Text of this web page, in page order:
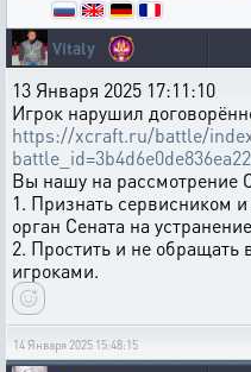
Vitaly
13 Января 2025 17:11:10
Игрок нарушил
https://xcraft.ru/battle/
Вы нашу на рассмотрение
1. Признать сервисником
орган Сената на
2. Простить и не обращать
игроками.
14 Января 2025 15:48:15